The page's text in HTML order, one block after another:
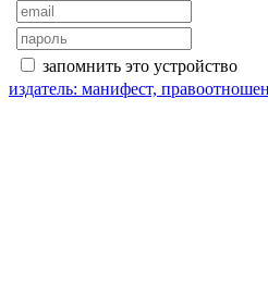
запомнить это устройство
издатель: манифест,